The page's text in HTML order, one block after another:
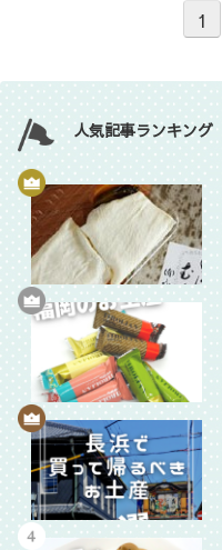
1
人気記事ランキング